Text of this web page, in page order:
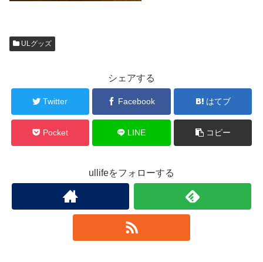
ULグッズ
シェアする
Twitter Facebook はてブ
Pocket LINE コピー
ullifeをフォローする